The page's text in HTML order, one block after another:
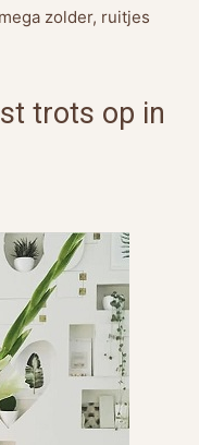
zolder, ruitjes
trots op in